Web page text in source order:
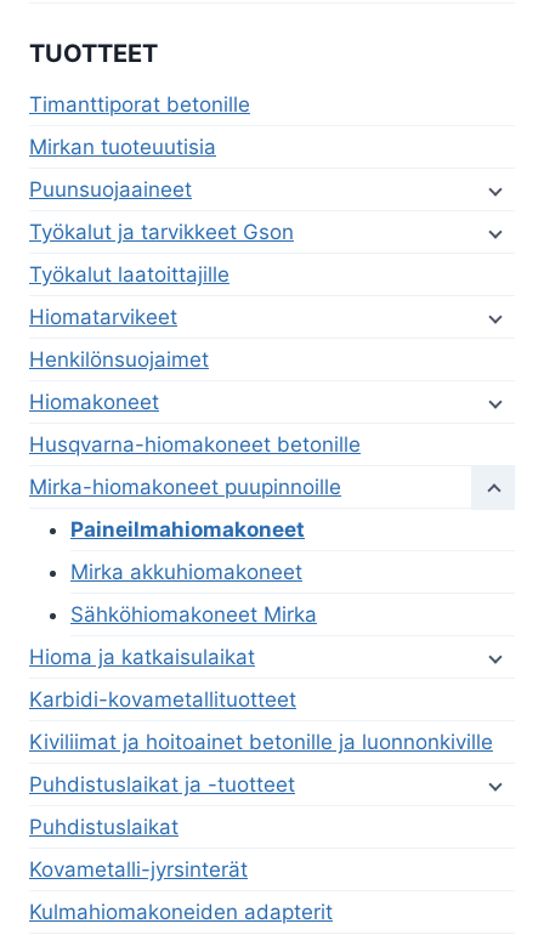
TUOTTEET
Timanttiporat betonille
Mirkan tuoteuutisia
Puunsuojaaineet
Työkalut ja tarvikkeet Gson
Työkalut laatoittajille
Hiomatarvikeet
Henkilönsuojaimet
Hiomakoneet
Husqvarna-hiomakoneet betonille
Mirka-hiomakoneet puupinnoille
Paineilmahiomakoneet
Mirka akkuhiomakoneet
Sähköhiomakoneet Mirka
Hioma ja katkaisulaikat
Karbidi-kovametallituotteet
Kiviliimat ja hoitoainet betonille ja luonnonkiville
Puhdistuslaikat ja -tuotteet
Puhdistuslaikat
Kovametalli-jyrsinterät
Kulmahiomakoneiden adapterit